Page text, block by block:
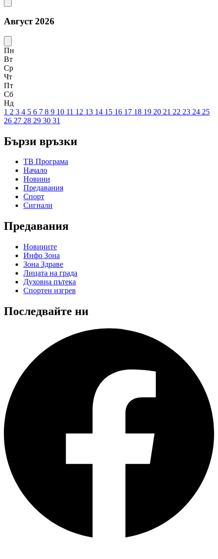
Август 2026
Пн
Вт
Ср
Чт
Пт
Сб
Нд
1 2 3 4 5 6 7 8 9 10 11 12 13 14 15 16 17 18 19 20 21 22 23 24 25
26 27 28 29 30 31
Бързи връзки
ТВ Програма
Начало
Новини
Предавания
Спорт
Сигнали
Предавания
Новините
Инфо Зона
Зона Здраве
Лицата на града
Духовна пътека
Спортен изгрев
Последвайте ни